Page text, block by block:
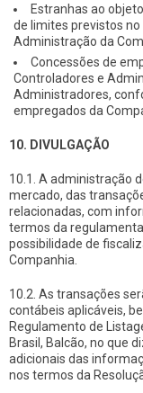
Estranhas ao
de limites previstos
Administração da
Concessões de
Controladores e
Administradores,
empregados da
10. DIVULGAÇÃO
10.1. A administração
mercado, das
relacionadas, com
termos da
possibilidade de
Companhia.
10.2. As transações
contábeis aplicáveis,
Regulamento de
Brasil, Balcão, no que
adicionais das
nos termos da